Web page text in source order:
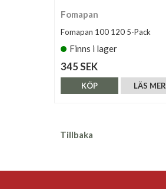
Fomapan
Fomapan 100 120 5-Pack
Finns i lager
345 SEK
LÄS MER
KÖP
Tillbaka